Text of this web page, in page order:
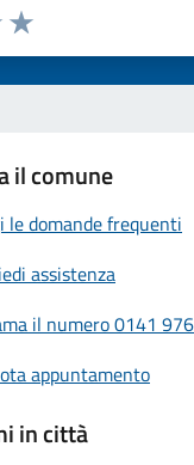
la pagina
Valuta 5 stelle su 5
4 stelle su 5
stelle su 5
su 5
5
il comune
le domande frequenti
assistenza
il numero 0141
appuntamento
in città